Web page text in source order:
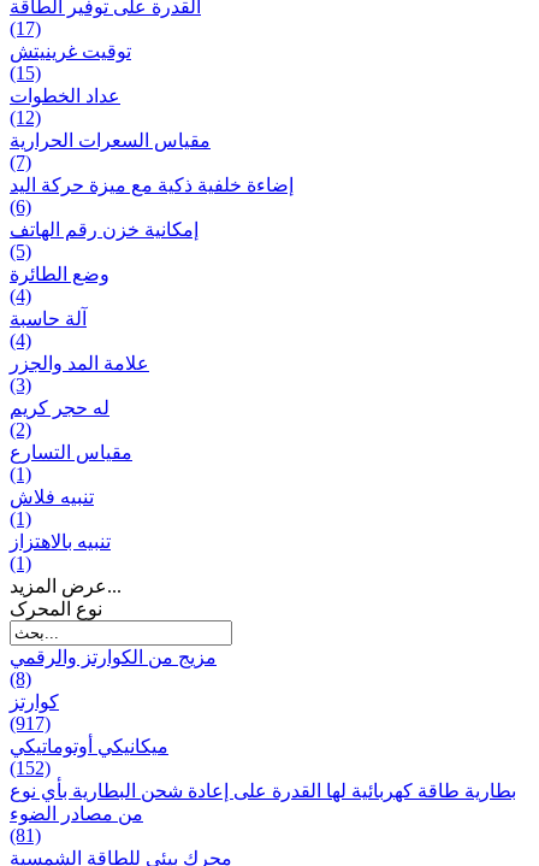
القدرة على توفير الطاقة
(17)
توقيت غرينيتش
(15)
عداد الخطوات
(12)
مقیاس السعرات الحرارية
(7)
إضاءة خلفية ذكية مع ميزة حرکة اليد
(6)
إمكانية خزن رقم الهاتف
(5)
وضع الطائرة
(4)
آلة حاسبة
(4)
علامة المد والجزر
(3)
له حجر كريم
(2)
مقياس التسارع
(1)
تنبيه فلاش
(1)
تنبيه بالاهتزاز
(1)
عرض المزيد...
نوع المحرک
مزيج من الكوارتز والرقمي
(8)
كوارتز
(917)
ميكانيكي أوتوماتيكي
(152)
بطارية طاقة كهربائية لها القدرة على إعادة شحن البطارية بأي نوع
من مصادر الضوء
(81)
محرك بيئي للطاقة الشمسية